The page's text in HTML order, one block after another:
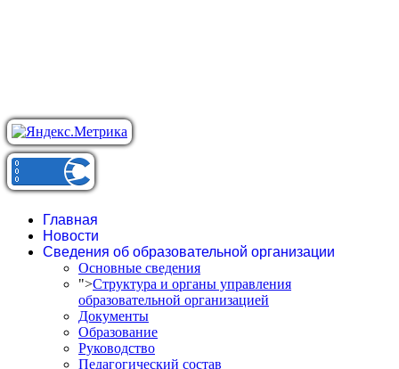
Главная
Новости
Сведения об образовательной организации
Основные сведения
">Структура и органы управления
образовательной организацией
Документы
Образование
Руководство
Педагогический состав